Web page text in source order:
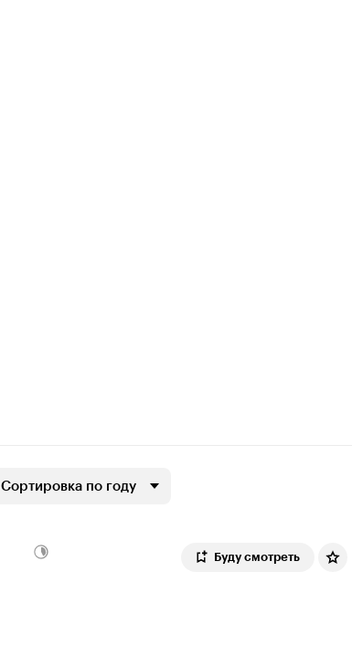
Сортировка по году
Буду смотреть